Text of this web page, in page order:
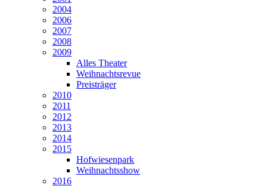
2004
2006
2007
2008
2009
Alles Theater
Weihnachtsrevue
Preisträger
2010
2011
2012
2013
2014
2015
Hofwiesenpark
Weihnachtsshow
2016